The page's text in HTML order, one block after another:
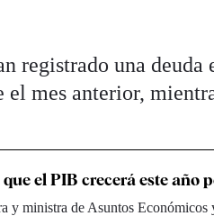
registrado una deuda
el mes anterior,
el PIB crecerá este año
y ministra de Asuntos